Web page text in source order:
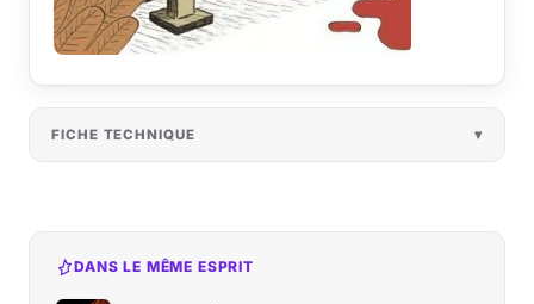
FICHE TECHNIQUE
DANS LE MÊME ESPRIT